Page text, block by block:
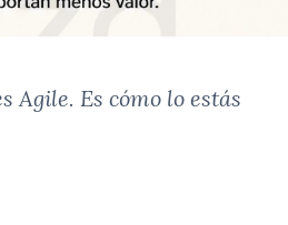
Agile. Es cómo lo estás